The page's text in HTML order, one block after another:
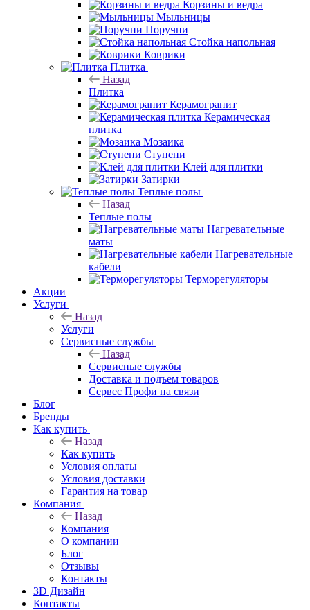
Корзины и ведра
Мыльницы
Поручни
Стойка напольная
Коврики
Плитка
Назад
Плитка
Керамогранит
Керамическая
плитка
Мозаика
Ступени
Клей для плитки
Затирки
Теплые полы
Назад
Теплые полы
Нагревательные
маты
Нагревательные
кабели
Терморегуляторы
Акции
Услуги
Назад
Услуги
Сервисные службы
Назад
Сервисные службы
Доставка и подъем товаров
Сервес Профи на связи
Блог
Бренды
Как купить
Назад
Как купить
Условия оплаты
Условия доставки
Гарантия на товар
Компания
Назад
Компания
О компании
Блог
Отзывы
Контакты
3D Дизайн
Контакты